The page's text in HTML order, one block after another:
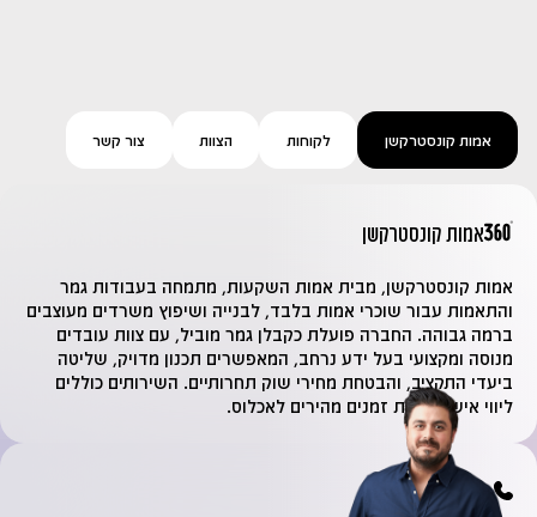
אמות קונסטרקשן לקוחות הצוות צור קשר
אמות קונסטרקשן
אמות קונסטרקשן, מבית אמות השקעות, מתמחה בעבודות גמר
והתאמות עבור שוכרי אמות בלבד, לבנייה ושיפוץ משרדים מעוצבים
ברמה גבוהה. החברה פועלת כקבלן גמר מוביל, עם צוות עובדים
מנוסה ומקצועי בעל ידע נרחב, המאפשרים תכנון מדויק, שליטה
ביעדי התקציב, והבטחת מחירי שוק תחרותיים. השירותים כוללים
ליווי אישי, לוחות זמנים מהירים לאכלוס.
זמינים לשירותכם